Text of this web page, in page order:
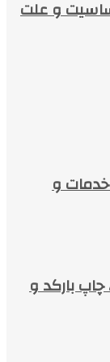
و علت
و
چاپ بارکد و